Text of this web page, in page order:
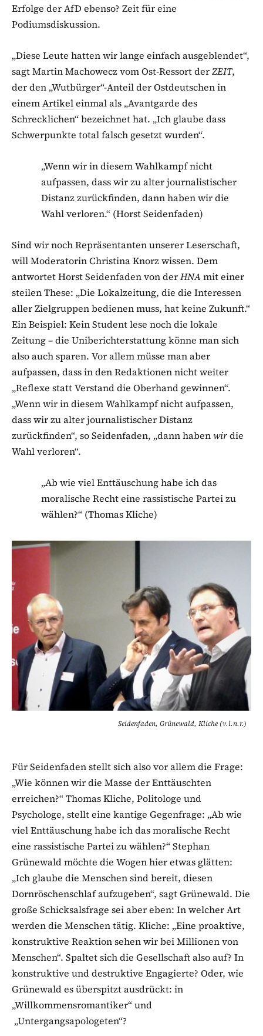
Erfolge der AfD ebenso? Zeit für eine
Podiumsdiskussion.
„Diese Leute hatten wir lange einfach ausgeblendet“,
sagt Martin Machowecz vom Ost-Ressort derZEIT,
der den „Wutbürger“-Anteil der Ostdeutschen in
einemArtikeleinmal als „Avantgarde des
Schrecklichen“ bezeichnet hat. „Ich glaube dass
Schwerpunkte total falsch gesetzt wurden“.
„Wenn wir in diesem Wahlkampf nicht
aufpassen, dass wir zu alter journalistischer
Distanz zurückfinden, dann haben wir die
Wahl verloren.“ (Horst Seidenfaden)
Sind wir noch Repräsentanten unserer Leserschaft,
will Moderatorin Christina Knorz wissen. Dem
antwortet Horst Seidenfaden von derHNAmit einer
steilen These: „Die Lokalzeitung, die die Interessen
aller Zielgruppen bedienen muss, hat keine Zukunft.“
Ein Beispiel: Kein Student lese noch die lokale
Zeitung – die Uniberichterstattung könne man sich
also auch sparen. Vor allem müsse man aber
aufpassen, dass in den Redaktionen nicht weiter
„Reflexe statt Verstand die Oberhand gewinnen“.
„Wenn wir in diesem Wahlkampf nicht aufpassen,
dass wir zu alter journalistischer Distanz
zurückfinden“, so Seidenfaden, „dann habenwirdie
Wahl verloren“.
„Ab wie viel Enttäuschung habe ich das
moralische Recht eine rassistische Partei zu
wählen?“ (Thomas Kliche)
Seidenfaden, Grünewald, Kliche (v.l.n.r.)
Für Seidenfaden stellt sich also vor allem die Frage:
„Wie können wir die Masse der Enttäuschten
erreichen?“ Thomas Kliche, Politologe und
Psychologe, stellt eine kantige Gegenfrage: „Ab wie
viel Enttäuschung habe ich das moralische Recht
eine rassistische Partei zu wählen?“ Stephan
Grünewald möchte die Wogen hier etwas glätten:
„Ich glaube die Menschen sind bereit, diesen
Dornröschenschlaf aufzugeben“, sagt Grünewald. Die
große Schicksalsfrage sei aber eben: In welcher Art
werden die Menschen tätig. Kliche: „Eine proaktive,
konstruktive Reaktion sehen wir bei Millionen von
Menschen“. Spaltet sich die Gesellschaft also auf? In
konstruktive und destruktive Engagierte? Oder, wie
Grünewald es überspitzt ausdrückt: in
„Willkommensromantiker“ und
„Untergangsapologeten“?